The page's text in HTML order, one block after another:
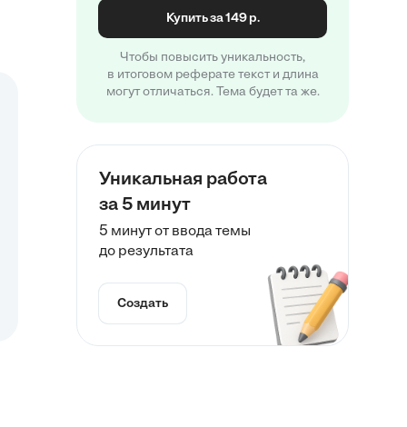
Купить за 149 р.
Чтобы повысить уникальность,
в итоговом реферате текст и длина
могут отличаться. Тема будет та же.
Уникальная работа
за 5 минут
5 минут от ввода темы
до результата
Создать